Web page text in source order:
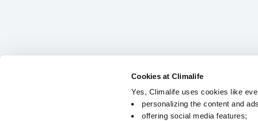
Cookies at Climalife
Yes, Climalife uses cookies like
personalizing the content and
offering social media features;